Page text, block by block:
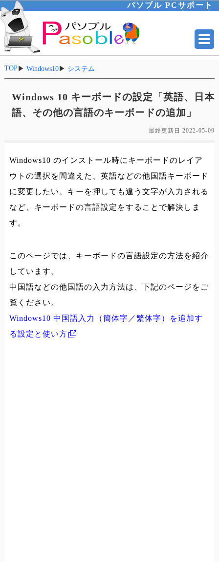
パソブル PCサポート
TOP▶ Windows10▶ システム
Windows 10 キーボードの設定「英語、日本
語、その他の言語のキーボードの追加」
最終更新日2022-05-09
Windows10 のインストール時にキーボードのレイア
ウトの選択を間違えた、英語などの他国語キーボード
に変更したい、キーを押しても違う文字が入力される
など、キーボードの言語設定をすることで解決しま
す。
このページでは、キーボードの言語設定の方法を紹介
しています。
中国語などの他国語の入力方法は、下記のページをご
覧ください。
Windows10 中国語入力（簡体字／繁体字）を追加す
る設定と使い方